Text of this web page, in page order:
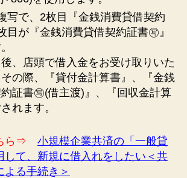
写で、2枚目『金銭消費貸借契約
目が『金銭消費貸借契約証書㊢』
、店頭で借入金をお受け取りいた
の際、『貸付金計算書』、『金銭
証書㊢(借主渡)』、『回収金計算
れます。
ら⇒
小規模企業共済の「一般貸
して、新規に借入れをしたい＜共
よる手続き＞